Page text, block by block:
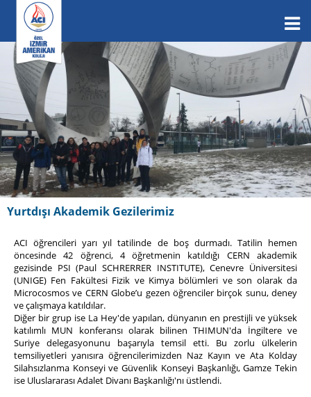
Yurtdışı Akademik Gezilerimiz
ACI öğrencileri yarı yıl tatilinde de boş durmadı. Tatilin hemen
öncesinde 42 öğrenci, 4 öğretmenin katıldığı CERN akademik
gezisinde PSI (Paul SCHRERRER INSTITUTE), Cenevre Üniversitesi
(UNIGE) Fen Fakültesi Fizik ve Kimya bölümleri ve son olarak da
Microcosmos ve CERN Globe’u gezen öğrenciler birçok sunu, deney
ve çalışmaya katıldılar.
Diğer bir grup ise La Hey'de yapılan, dünyanın en prestijli ve yüksek
katılımlı MUN konferansı olarak bilinen THIMUN'da İngiltere ve
Suriye delegasyonunu başarıyla temsil etti. Bu zorlu ülkelerin
temsiliyetleri yanısıra öğrencilerimizden Naz Kayın ve Ata Kolday
Silahsızlanma Konseyi ve Güvenlik Konseyi Başkanlığı, Gamze Tekin
ise Uluslararası Adalet Divanı Başkanlığı'nı üstlendi.